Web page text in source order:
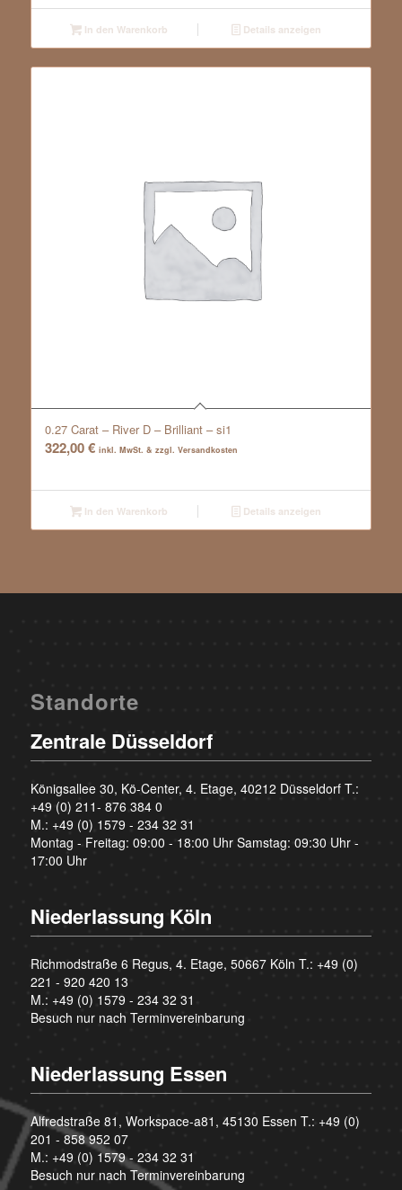
In den Warenkorb Details anzeigen
0.27 Carat – River D – Brilliant – si1
322,00€ inkl. MwSt. & zzgl. Versandkosten
In den Warenkorb Details anzeigen
Standorte
Zentrale Düsseldorf
Königsallee 30, Kö-Center, 4. Etage, 40212 Düsseldorf T.:
+49 (0) 211- 876 384 0
M.: +49 (0) 1579 - 234 32 31
Montag - Freitag: 09:00 - 18:00 Uhr Samstag: 09:30 Uhr -
17:00 Uhr
Niederlassung Köln
Richmodstraße 6 Regus, 4. Etage, 50667 Köln T.: +49 (0)
221 - 920 420 13
M.: +49 (0) 1579 - 234 32 31
Besuch nur nach Terminvereinbarung
Niederlassung Essen
Alfredstraße 81, Workspace-a81, 45130 Essen T.: +49 (0)
201 - 858 952 07
M.: +49 (0) 1579 - 234 32 31
Besuch nur nach Terminvereinbarung